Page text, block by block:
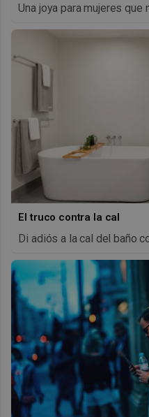
Una joya para mujeres que
El truco contra la cal
Di adiós a la cal del baño